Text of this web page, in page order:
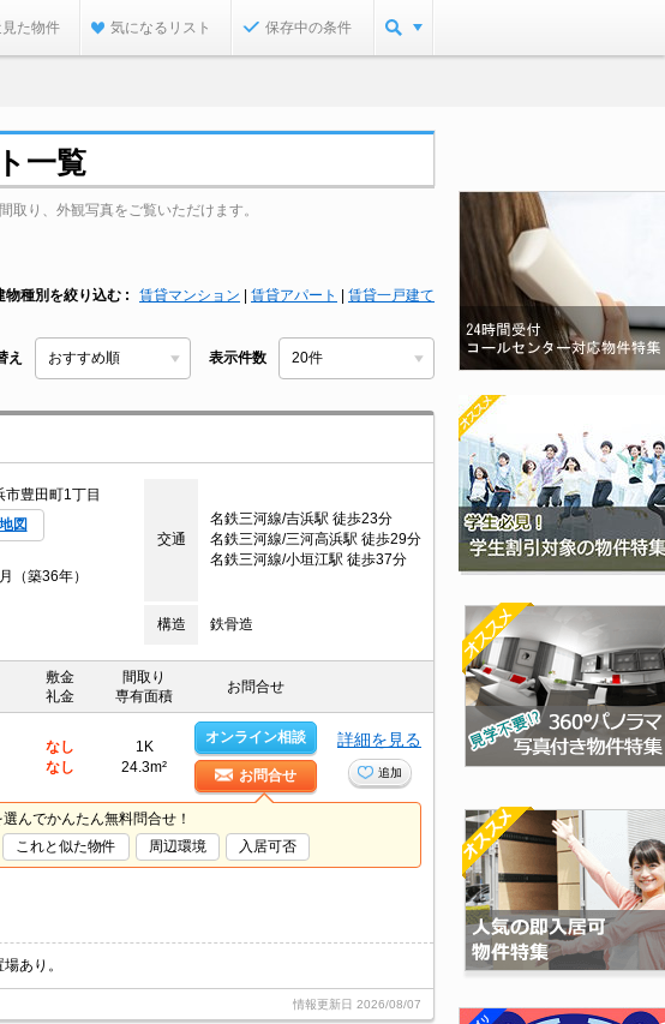
た物件 気になるリスト 保存中の条件
一覧
り、外観写真をご覧いただけます。
物種別を絞り込む 賃貸マンション 賃貸アパート 賃貸一戸建て
え 表示件数
市豊田町1丁目
図
交通
名鉄三河線/吉浜駅 徒歩23分
名鉄三河線/三河高浜駅 徒歩29分
名鉄三河線/小垣江駅 徒歩37分
（築36年）
構造 鉄骨造
敷金
礼金
間取り
専有面積
お問合せ
なし
なし
1K
24.3m²
オンライン相談
お問合せ
詳細を見る
追加
んでかんたん無料問合せ！
これと似た物件 周辺環境 入居可否
あり。
情報更新日 2026/08/07